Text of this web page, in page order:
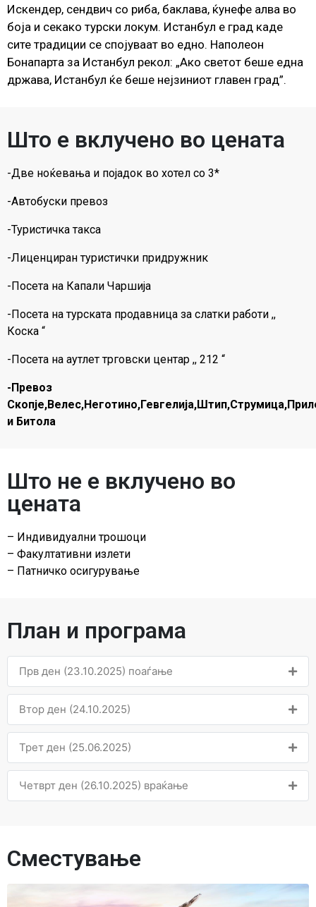
Искендер, сендвич со риба, баклава, ќунефе алва во
боја и секако турски локум. Истанбул е град каде
сите традиции се спојуваат во едно. Наполеон
Бонапарта за Истанбул рекол: „Ако светот беше една
држава, Истанбул ќе беше нејзиниот главен град”.
Што е вклучено во цената
-Две ноќевања и појадок во хотел со 3*
-Автобуски превоз
-Туристичка такса
-Лиценциран туристички придружник
-Посета на Капали Чаршија
-Посета на турската продавница за слатки работи ,,
Коска “
-Посета на аутлет трговски центар ,, 212 “
-Превоз
и Битола
Што не е вклучено во
цената
– Индивидуални трошоци
– Факултативни излети
– Патничко осигурување
План и програма
Прв ден (23.10.2025) поаѓање
Втор ден (24.10.2025)
Трет ден (25.06.2025)
Четврт ден (26.10.2025) враќање
Сместување